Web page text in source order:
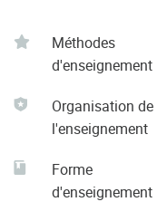
Méthodes
d'enseignement
Organisation de
l'enseignement
Forme
d'enseignement